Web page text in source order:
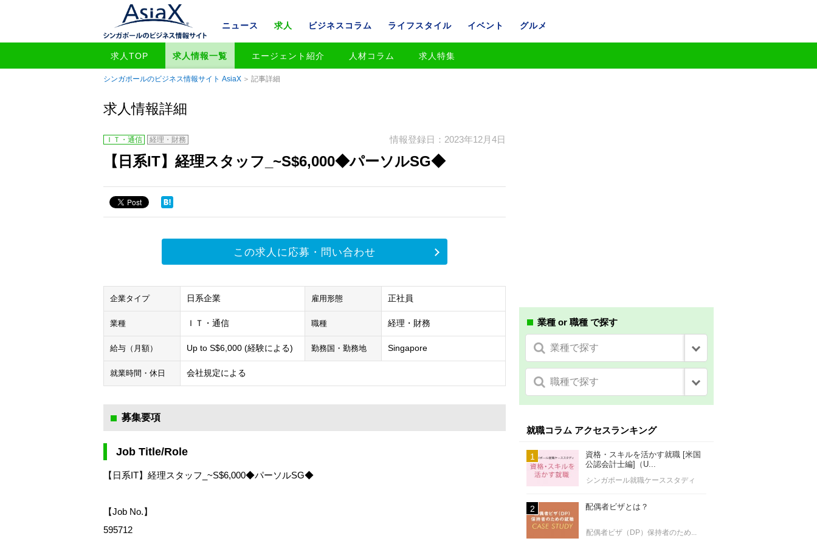
ニュース 求人 ビジネスコラム ライフスタイル イベント グルメ
求人TOP 求人情報一覧 エージェント紹介 人材コラム 求人特集
シンガポールのビジネス情報サイト AsiaX 記事詳細
求人情報詳細
ＩＴ・通信 経理・財務 情報登録日：2023年12月4日
【日系IT】経理スタッフ_~S$6,000◆パーソルSG◆
この求人に応募・問い合わせ
企業タイプ 日系企業 雇用形態 正社員
業種 ＩＴ・通信 職種 経理・財務
給与（月額） Up to S$6,000 (経験による) 勤務国・勤務地 Singapore
就業時間・休日 会社規定による
募集要項
Job Title/Role
【日系IT】経理スタッフ_~S$6,000◆パーソルSG◆
【Job No.】
595712
業種 or 職種 で探す
業種で探す
職種で探す
就職コラム アクセスランキング
資格・スキルを活かす就職 [米国
公認会計士編]（U...
シンガポール就職ケーススタディ
配偶者ビザとは？
配偶者ビザ（DP）保持者のため...